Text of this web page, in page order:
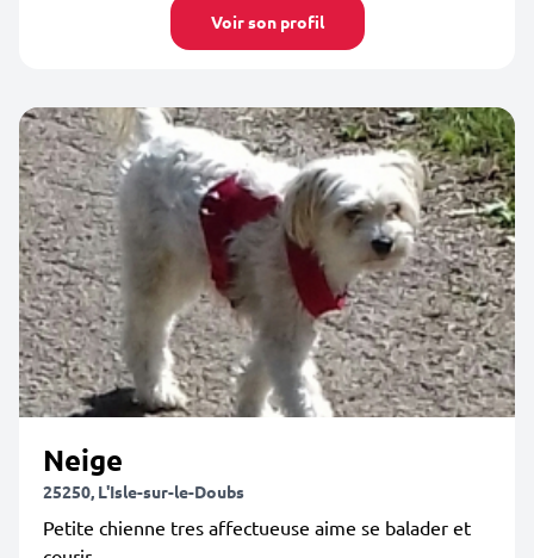
Voir son profil
Neige
25250, L'Isle-sur-le-Doubs
Petite chienne tres affectueuse aime se balader et